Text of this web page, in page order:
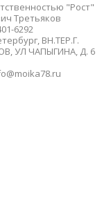
"Рост"
Третьяков
6292
ВН.ТЕР.Г.
УЛ ЧАПЫГИНА, Д. 6